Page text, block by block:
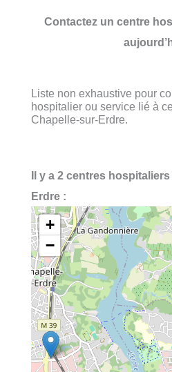
Contactez un centre
Liste non exhaustive pour
hospitalier ou service lié à
Chapelle-sur-Erdre.
Il y a 2 centres
Erdre :
+
−